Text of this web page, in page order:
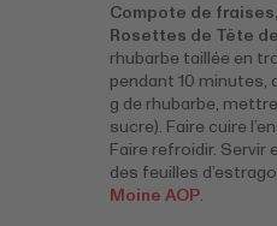
Compote de
Rosettes de Tête
rhubarbe taillée en
pendant 10 minutes,
g de rhubarbe,
sucre). Faire cuire
Faire refroidir. Servir
des feuilles
Moine AOP.